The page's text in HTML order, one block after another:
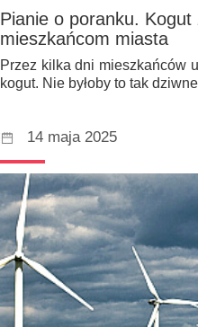
Pianie o poranku. Kogut
mieszkańcom miasta
Przez kilka dni mieszkańców
kogut. Nie byłoby to tak
14 maja 2025